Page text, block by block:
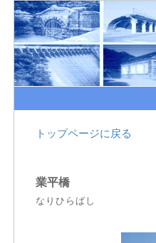
トップページに戻る
業平橋
なりひらばし